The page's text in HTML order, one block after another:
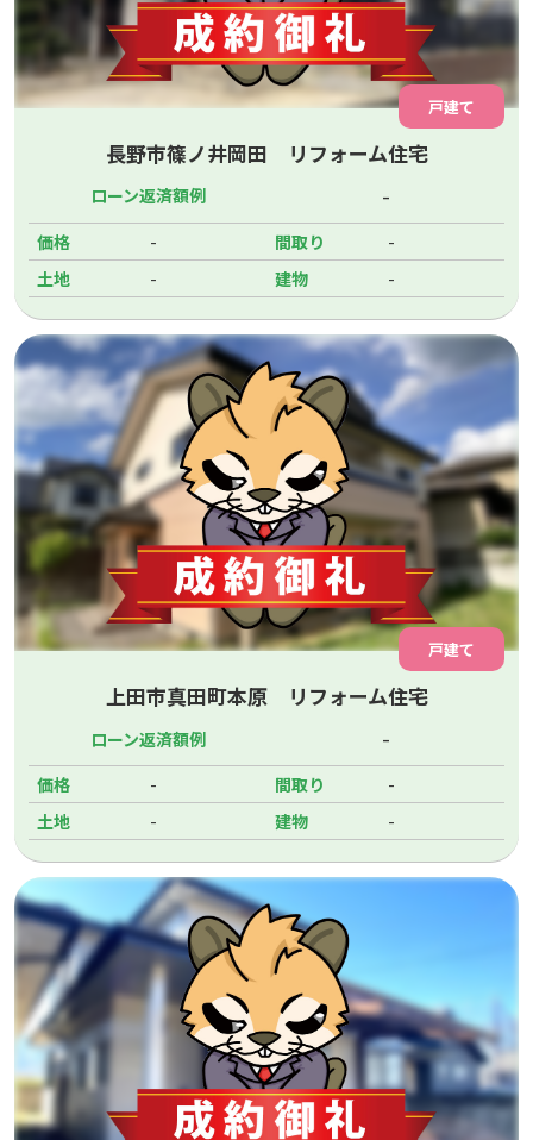
戸建て
長野市篠ノ井岡田 リフォーム住宅
ローン返済額例 -
価格 - 間取り -
土地 - 建物 -
戸建て
上田市真田町本原 リフォーム住宅
ローン返済額例 -
価格 - 間取り -
土地 - 建物 -